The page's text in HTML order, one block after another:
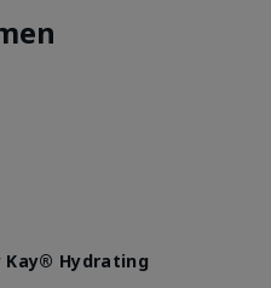
Kay® Hydrating